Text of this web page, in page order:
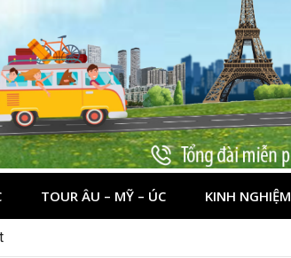
TOUR ÂU – MỸ – ÚC KINH NGHIỆM